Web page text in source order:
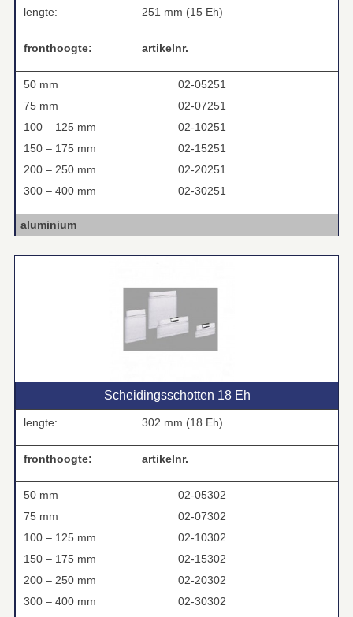
lengte: 251 mm (15 Eh)
fronthoogte: artikelnr.
50 mm
02-05251
75 mm
02-07251
100 – 125 mm
02-10251
150 – 175 mm
02-15251
200 – 250 mm
02-20251
300 – 400 mm
02-30251
aluminium
Scheidingsschotten 18 Eh
lengte: 302 mm (18 Eh)
fronthoogte: artikelnr.
50 mm
02-05302
75 mm
02-07302
100 – 125 mm
02-10302
150 – 175 mm
02-15302
200 – 250 mm
02-20302
300 – 400 mm
02-30302